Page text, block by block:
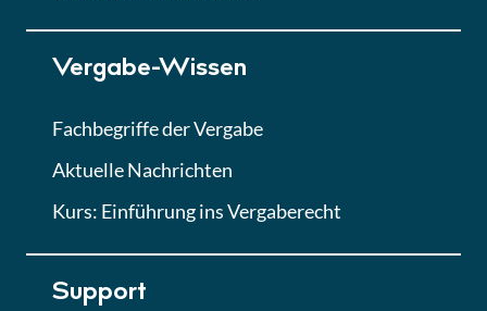
Lektion 7
Finales Quiz
Vergabe-Wissen
Fachbegriffe der Vergabe
Aktuelle Nachrichten
Kurs: Einführung ins Vergaberecht
Support